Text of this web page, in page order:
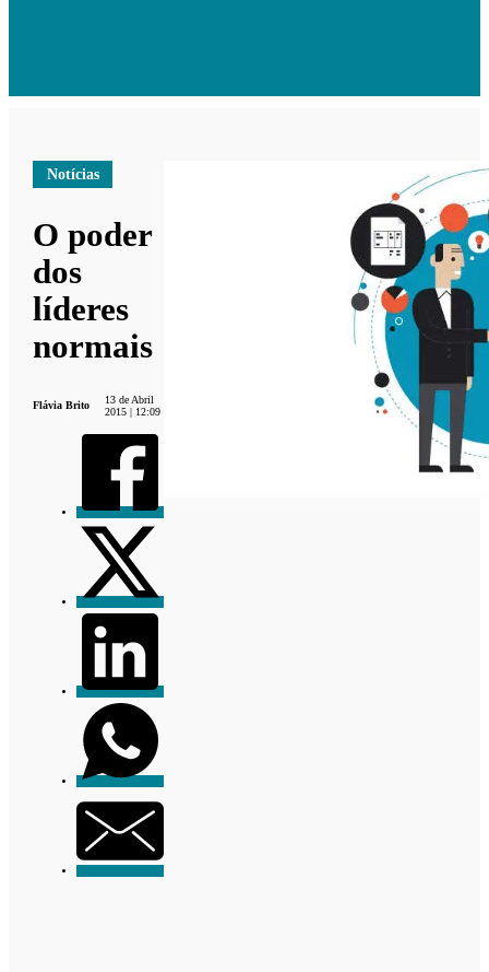
Notícias
O poder
dos
líderes
normais
Flávia Brito
13 de Abril
2015 | 12:09